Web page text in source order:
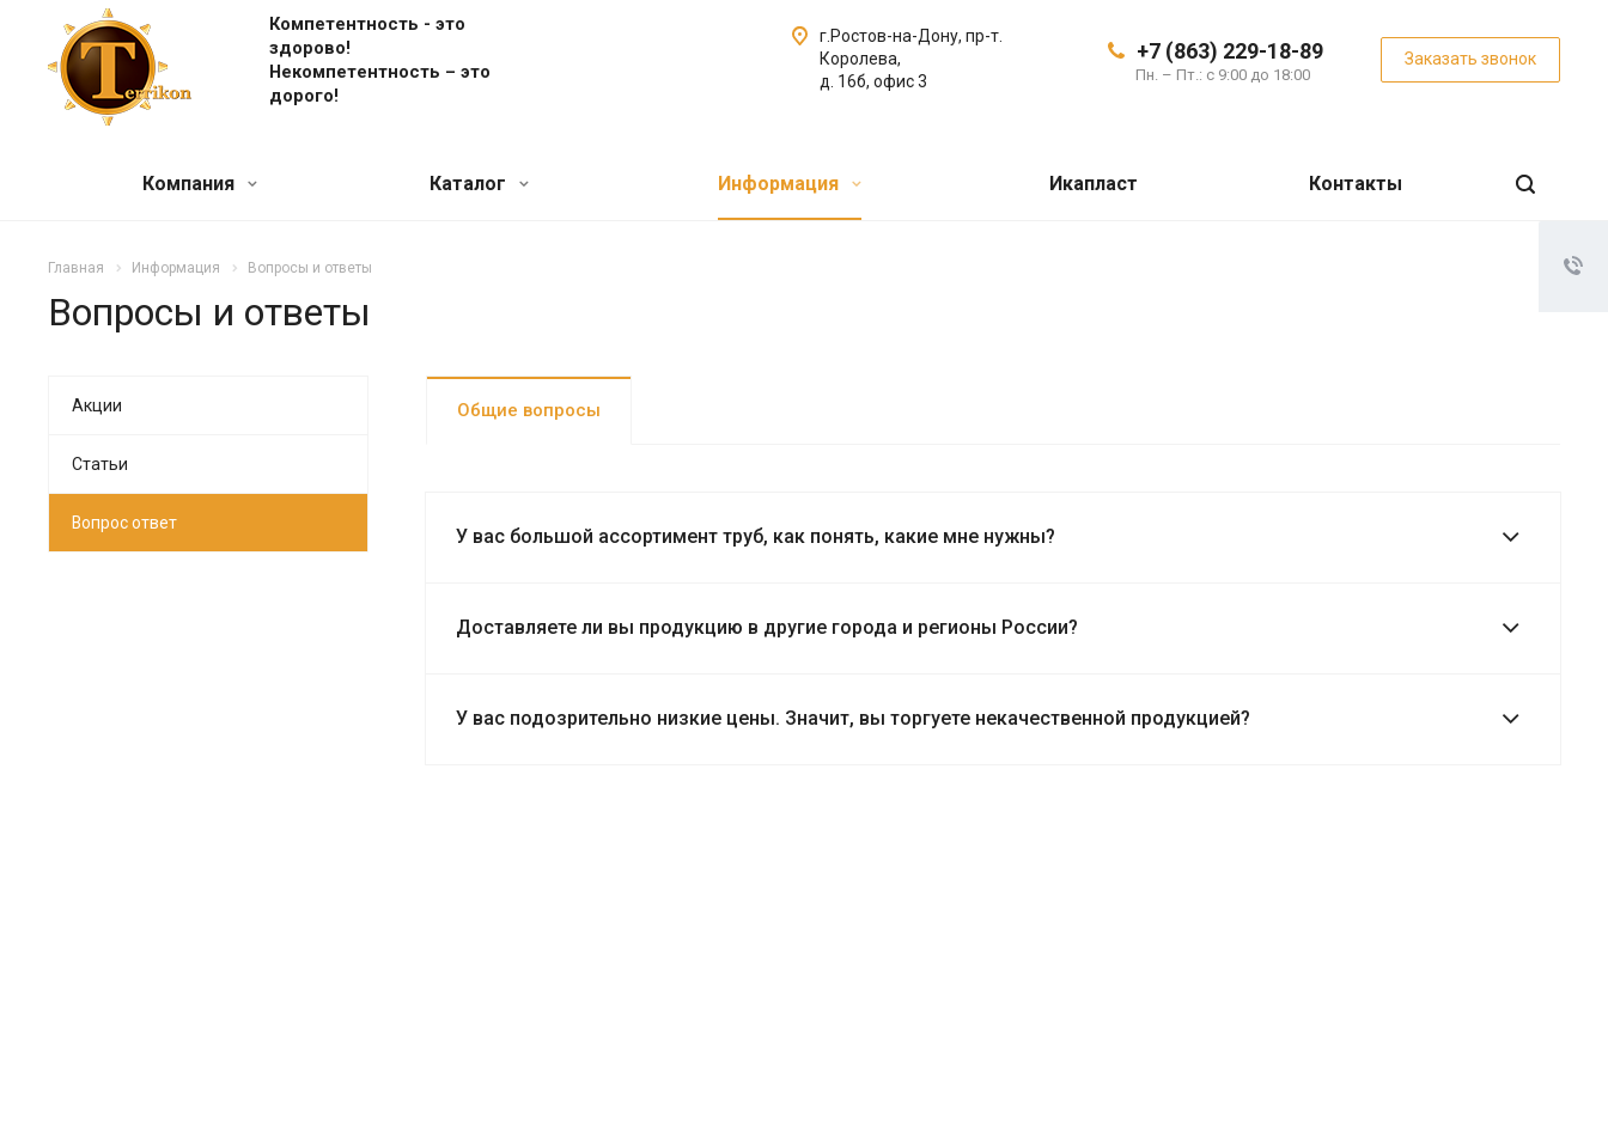
Компетентность - это
здорово!
Некомпетентность – это
дорого!
+7 (863) 229-18-89
Пн. – Пт.: с 9:00 до 18:00
Заказать звонок
г.Ростов-на-Дону, пр-т.
Королева,
д. 16б, офис 3
Компания Каталог Информация Икапласт Контакты
Главная Информация Вопросы и ответы
Вопросы и ответы
Общие вопросы
У вас большой ассортимент труб, как понять, какие мне нужны?
Доставляете ли вы продукцию в другие города и регионы России?
У вас подозрительно низкие цены. Значит, вы торгуете некачественной продукцией?
Акции
Статьи
Вопрос ответ